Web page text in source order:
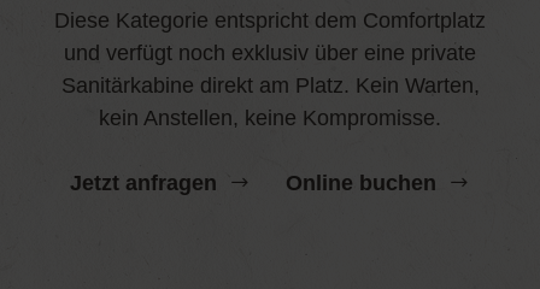
Diese Kategorie entspricht dem Comfortplatz
und verfügt noch exklusiv über eine private
Sanitärkabine direkt am Platz. Kein Warten,
kein Anstellen, keine Kompromisse.
Jetzt anfragen Online buchen